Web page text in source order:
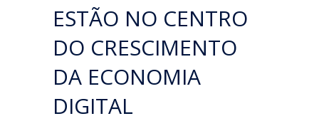
ESTÃO NO CENTRO
DO CRESCIMENTO
DA ECONOMIA
DIGITAL